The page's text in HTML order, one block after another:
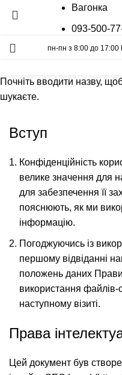
Вагонка
093-500-
пн-пн з 8:00 до 17:00
Політика
Вступ
Конфіденційність
велике значення для
для забезпечення її
пояснюють, як ми
інформацію.
Погоджуючись із
першому відвіданні
положень даних
використання
наступному візиті.
Права
Цей документ був
Почніть вводити назву,
шукаєте.